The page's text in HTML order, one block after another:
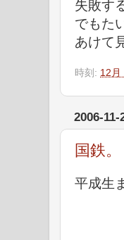
失敗す
でもた
あけて
時刻: 12月
2006-11-
国鉄。
平成生